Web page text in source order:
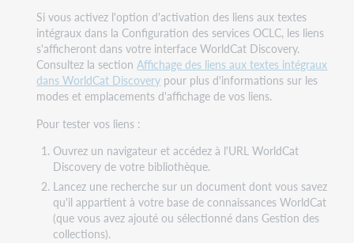
Si vous activez l'option d'activation des liens aux textes
intégraux dans la Configuration des services OCLC, les liens
s'afficheront dans votre interface WorldCat Discovery.
Consultez la sectionAffichage des liens aux textes intégraux
dans WorldCat Discovery pour plus d'informations sur les
modes et emplacements d'affichage de vos liens.
Pour tester vos liens :
Ouvrez un navigateur et accédez à l'URL WorldCat
Discovery de votre bibliothèque.
Lancez une recherche sur un document dont vous savez
qu'il appartient à votre base de connaissances WorldCat
(que vous avez ajouté ou sélectionné dans Gestion des
collections).